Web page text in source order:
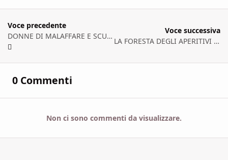
Voce precedente
DONNE DI MALAFFARE E SCUDIERI FRAUDOLENTI [quarta parte]
Voce successiva
LA FORESTA DEGLI APERITIVI VOLANTI [prima parte]
0 Commenti
Non ci sono commenti da visualizzare.